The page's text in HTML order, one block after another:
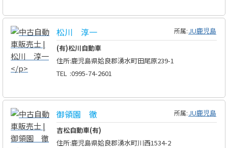
松川 淳一 所属:JU鹿児島
(有)松川自動車
住所:鹿児島県姶良郡湧水町田尾原239-1
TEL :0995-74-2601
御領園 徹 所属:JU鹿児島
吉松自動車(有)
住所:鹿児島県姶良郡湧水町川西1534-2